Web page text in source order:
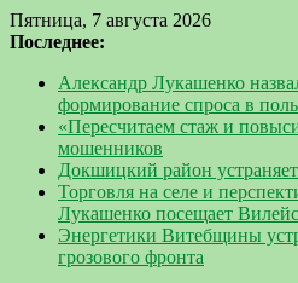
Пятница, 7 августа 2026
Последнее:
Александр Лукашенко
формирование спроса в
«Пересчитаем стаж и
мошенников
Докшицкий район
Торговля на селе и
Лукашенко посещает
Энергетики Витебщины
грозового фронта